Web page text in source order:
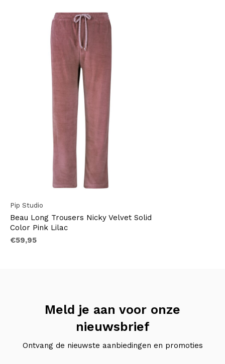
Pip Studio
Beau Long Trousers Nicky Velvet Solid
Color Pink Lilac
€59,95
Meld je aan voor onze
nieuwsbrief
Ontvang de nieuwste aanbiedingen en promoties